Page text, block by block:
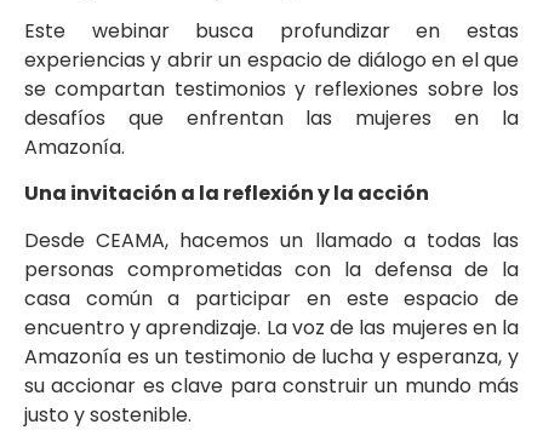
Este webinar busca profundizar en estas
experiencias y abrir un espacio de diálogo en el que
se compartan testimonios y reflexiones sobre los
desafíos que enfrentan las mujeres en la
Amazonía.
Una invitación a la reflexión y la acción
Desde CEAMA, hacemos un llamado a todas las
personas comprometidas con la defensa de la
casa común a participar en este espacio de
encuentro y aprendizaje. La voz de las mujeres en la
Amazonía es un testimonio de lucha y esperanza, y
su accionar es clave para construir un mundo más
justo y sostenible.